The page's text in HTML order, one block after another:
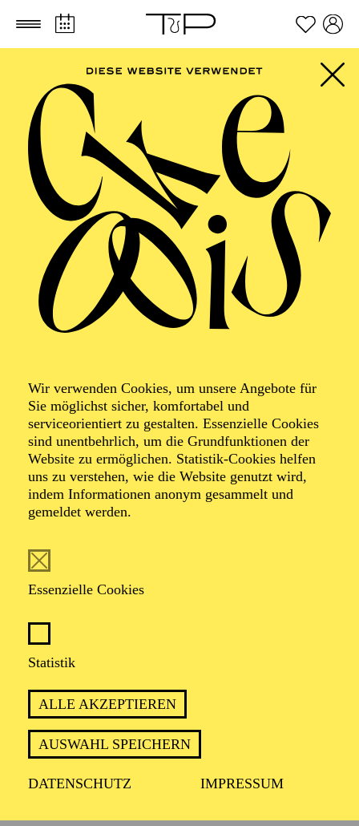
Zum Hauptinhalt springen Zum Footer springen
Wir verwenden Cookies, um unsere Angebote für
Sie möglichst sicher, komfortabel und
serviceorientiert zu gestalten. Essenzielle Cookies
sind unentbehrlich, um die Grundfunktionen der
Website zu ermöglichen. Statistik-Cookies helfen
uns zu verstehen, wie die Website genutzt wird,
indem Informationen anonym gesammelt und
gemeldet werden.
Essenzielle Cookies
Statistik
ALLE AKZEPTIEREN
AUSWAHL SPEICHERN
DATENSCHUTZ IMPRESSUM
AALTO BALLETT
Carmen
Ballett in zwei Akten von Johan Inger
Musik von Georges Bizet, Rodion Schtschedrin, Marc
Álvarez
ERZÄHLT IN PACKENDEN BILDERN
DIE LIEBESTRAGÖDIE UM CARMEN.
PREMIERE
13. Oktober 2024
WIEDERAUFNAHME